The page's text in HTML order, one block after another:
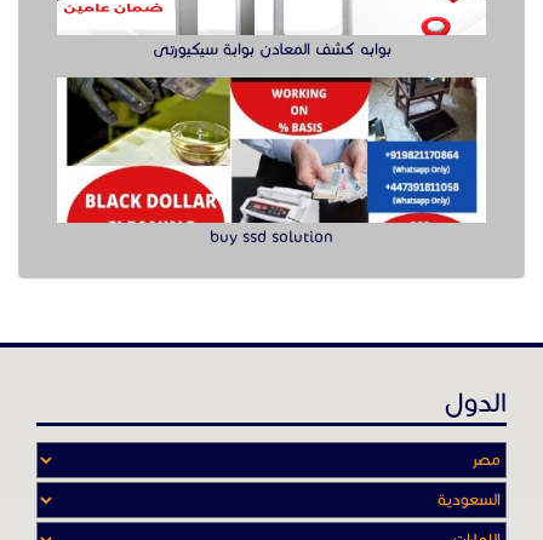
بوابه كشف المعادن بوابة سيكيورتى
buy ssd solution
الدول